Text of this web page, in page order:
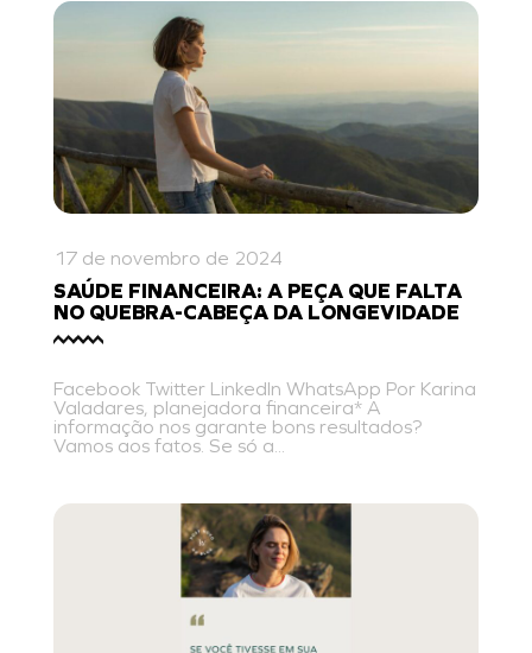
17 de novembro de 2024
SAÚDE FINANCEIRA: A PEÇA QUE FALTA
NO QUEBRA-CABEÇA DA LONGEVIDADE
Facebook Twitter LinkedIn WhatsApp Por Karina
Valadares, planejadora financeira* A
informação nos garante bons resultados?
Vamos aos fatos. Se só a...